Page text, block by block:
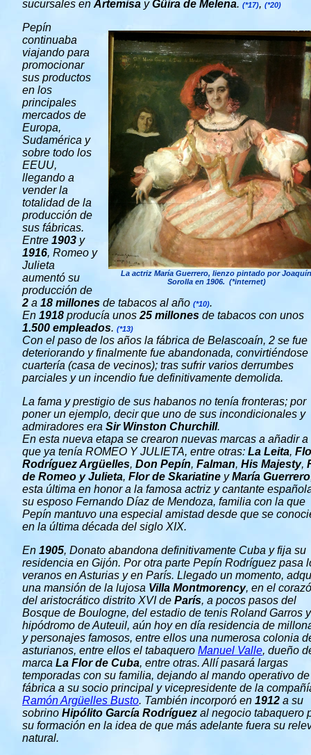
sucursales en Artemisa yGüira de Melena. (*17), (*20)
La actriz María Guerrero, lienzo pintado por Joaquín
Sorolla en 1906. (*internet)
Pepín
continuaba
viajando para
promocionar
sus productos
en los
principales
mercados de
Europa,
Sudamérica y
sobre todo los
EEUU,
llegando a
vender la
totalidad de la
producción de
sus fábricas.
Entre 1903 y
1916, Romeo y
Julieta
aumentó su
producción de
2 a 18 millones de tabacos al año (*10).
En 1918 producía unos 25 millones de tabacos con unos
1.500 empleados. (*13)
Con el paso de los años la fábrica de Belascoaín, 2 se fue
deteriorando y finalmente fue abandonada, convirtiéndose
cuartería (casa de vecinos); tras sufrir varios derrumbes
parciales y un incendio fue definitivamente demolida.
La fama y prestigio de sus habanos no tenía fronteras; por
poner un ejemplo, decir que uno de sus incondicionales y
admiradores era Sir Winston Churchill.
En esta nueva etapa se crearon nuevas marcas a añadir a
que ya tenía ROMEO Y JULIETA, entre otras: La Leita,
Rodríguez Argüelles, Don Pepín, Falman, His Majesty,
de Romeo y Julieta, Flor de Skariatine yMaría Guerrero
esta última en honor a la famosa actriz y cantante
su esposo Fernando Díaz de Mendoza, familia con la que
Pepín mantuvo una especial amistad desde que se
en la última década del siglo XIX.
En 1905, Donato abandona definitivamente Cuba y fija su
residencia en Gijón. Por otra parte Pepín Rodríguez pasa
veranos en Asturias y en París. Llegado un momento,
una mansión de la lujosa Villa Montmorency, en el
del aristocrático distrito XVI de París, a pocos pasos del
Bosque de Boulogne, del estadio de tenis Roland Garros
hipódromo de Auteuil, aún hoy en día residencia de
y personajes famosos, entre ellos una numerosa colonia
asturianos, entre ellos el tabaquero Manuel Valle, dueño
marca La Flor de Cuba, entre otras. Allí pasará largas
temporadas con su familia, dejando al mando operativo
fábrica a su socio principal y vicepresidente de la
Ramón Argüelles Busto. También incorporó en 1912 a su
sobrino Hipólito García Rodríguez al negocio tabaquero
su formación en la idea de que más adelante fuera su
natural.